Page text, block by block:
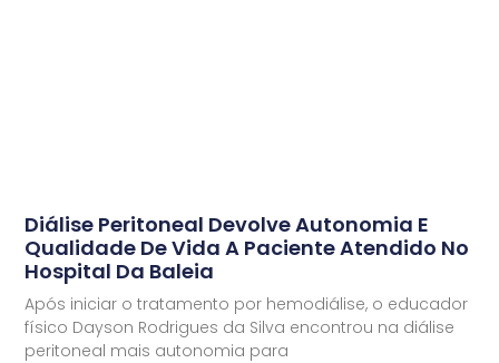
Diálise Peritoneal Devolve Autonomia E
Qualidade De Vida A Paciente Atendido No
Hospital Da Baleia
Após iniciar o tratamento por hemodiálise, o educador
físico Dayson Rodrigues da Silva encontrou na diálise
peritoneal mais autonomia para